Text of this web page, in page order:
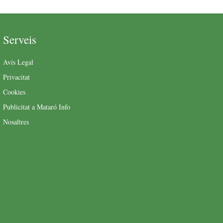
Serveis
Avís Legal
Privacitat
Cookies
Publicitat a Mataró Info
Nosaltres